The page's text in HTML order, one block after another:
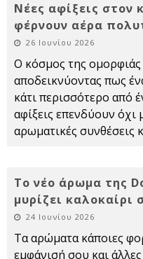
Νέες αφίξεις στον
φέρνουν αέρα
26 Ιουνίου 2026
Ο κόσμος της ομορφιάς
αποδεικνύοντας πως
κάτι περισσότερο από
αφίξεις επενδύουν όχι
αρωματικές συνθέσεις
Το νέο άρωμα της
μυρίζει
24 Ιουνίου 2026
Τα αρώματα κάποιες
εμφάνισή σου και